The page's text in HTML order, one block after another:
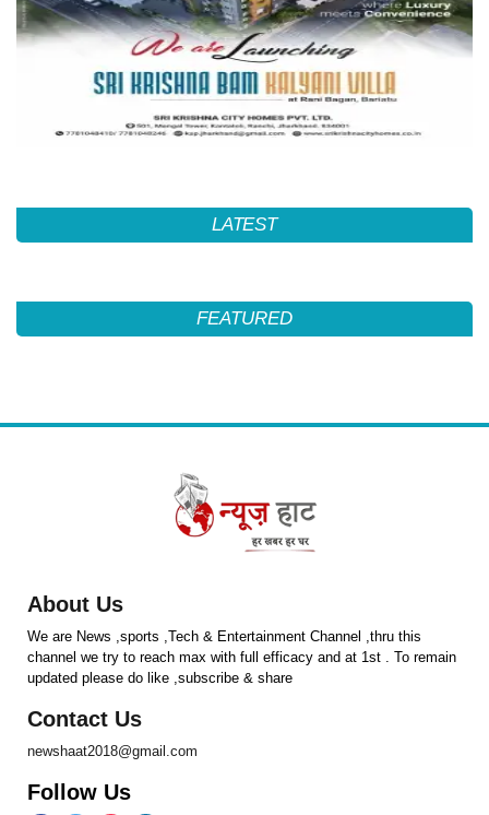
LATEST
FEATURED
About Us
We are News ,sports ,Tech & Entertainment Channel ,thru this
channel we try to reach max with full efficacy and at 1st . To remain
updated please do like ,subscribe & share
Contact Us
newshaat2018@gmail.com
Follow Us